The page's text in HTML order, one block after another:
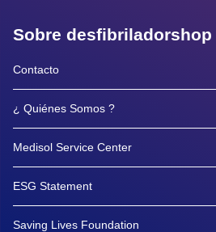
Sobre desfibriladorshop
Contacto
¿ Quiénes Somos ?
Medisol Service Center
ESG Statement
Saving Lives Foundation